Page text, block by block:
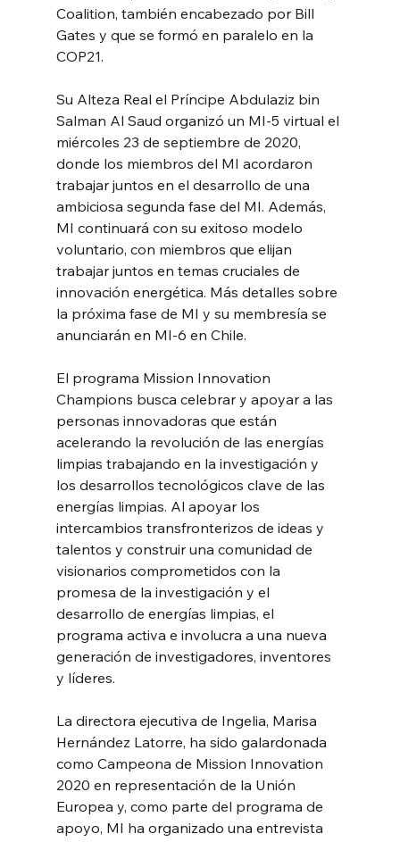
Coalition, también encabezado por Bill
Gates y que se formó en paralelo en la
COP21.
Su Alteza Real el Príncipe Abdulaziz bin
Salman Al Saud organizó un MI-5 virtual el
miércoles 23 de septiembre de 2020,
donde los miembros del MI acordaron
trabajar juntos en el desarrollo de una
ambiciosa segunda fase del MI. Además,
MI continuará con su exitoso modelo
voluntario, con miembros que elijan
trabajar juntos en temas cruciales de
innovación energética. Más detalles sobre
la próxima fase de MI y su membresía se
anunciarán en MI-6 en Chile.
El programa Mission Innovation
Champions busca celebrar y apoyar a las
personas innovadoras que están
acelerando la revolución de las energías
limpias trabajando en la investigación y
los desarrollos tecnológicos clave de las
energías limpias. Al apoyar los
intercambios transfronterizos de ideas y
talentos y construir una comunidad de
visionarios comprometidos con la
promesa de la investigación y el
desarrollo de energías limpias, el
programa activa e involucra a una nueva
generación de investigadores, inventores
y líderes.
La directora ejecutiva de Ingelia, Marisa
Hernández Latorre, ha sido galardonada
como Campeona de Mission Innovation
2020 en representación de la Unión
Europea y, como parte del programa de
apoyo, MI ha organizado una entrevista